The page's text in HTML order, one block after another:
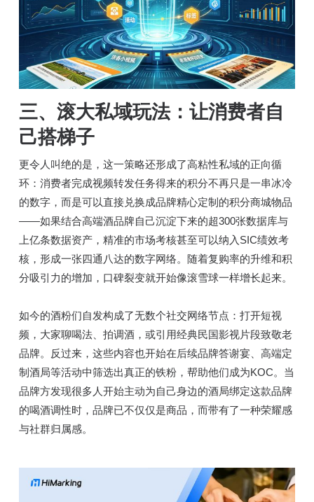
三、滚大私域玩法：让消费者自
己搭梯子
更令人叫绝的是，这一策略还形成了高粘性私域的正向循
环：消费者完成视频转发任务得来的积分不再只是一串冰冷
的数字，而是可以直接兑换成品牌精心定制的积分商城物品
——如果结合高端酒品牌自己沉淀下来的超300张数据库与
上亿条数据资产，精准的市场考核甚至可以纳入SIC绩效考
核，形成一张四通八达的数字网络。随着复购率的升维和积
分吸引力的增加，口碑裂变就开始像滚雪球一样增长起来。
如今的酒粉们自发构成了无数个社交网络节点：打开短视
频，大家聊喝法、拍调酒，或引用经典民国影视片段致敬老
品牌。反过来，这些内容也开始在后续品牌答谢宴、高端定
制酒局等活动中筛选出真正的铁粉，帮助他们成为KOC。当
品牌方发现很多人开始主动为自己身边的酒局绑定这款品牌
的喝酒调性时，品牌已不仅仅是商品，而带有了一种荣耀感
与社群归属感。